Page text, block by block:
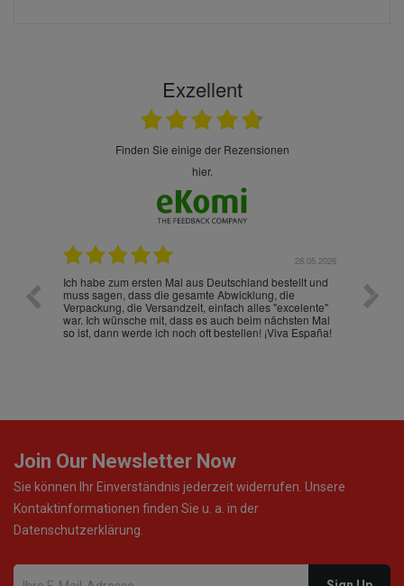
Exzellent
finden Sie einige der Rezensionen
hier.
28.05.2026
Ich habe zum ersten Mal aus Deutschland bestellt und
muss sagen, dass die gesamte Abwicklung, die
Verpackung, die Versandzeit, einfach alles "excelente"
war. Ich wünsche mit, dass es auch beim nächsten Mal
so ist, dann werde ich noch oft bestellen! ¡Viva España!
Die
gut
ist
Join Our Newsletter Now
Sie können Ihr Einverständnis jederzeit widerrufen. Unsere
Kontaktinformationen finden Sie u. a. in der
Datenschutzerklärung.